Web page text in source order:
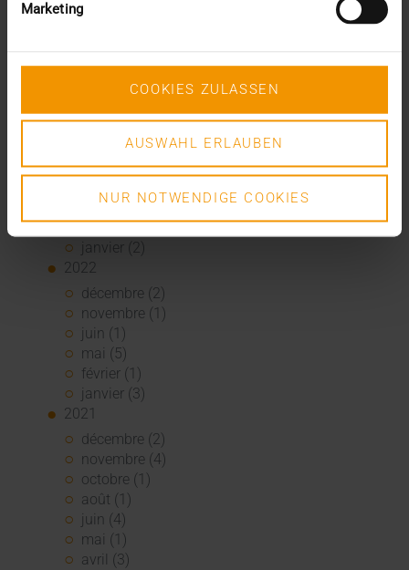
Marketing
COOKIES ZULASSEN
AUSWAHL ERLAUBEN
NUR NOTWENDIGE COOKIES
janvier (4)
décembre (2)
novembre (5)
août (1)
juin (4)
mai (5)
mars (1)
février (1)
janvier (2)
2022
décembre (2)
novembre (1)
juin (1)
mai (5)
février (1)
janvier (3)
2021
décembre (2)
novembre (4)
octobre (1)
août (1)
juin (4)
mai (1)
avril (3)